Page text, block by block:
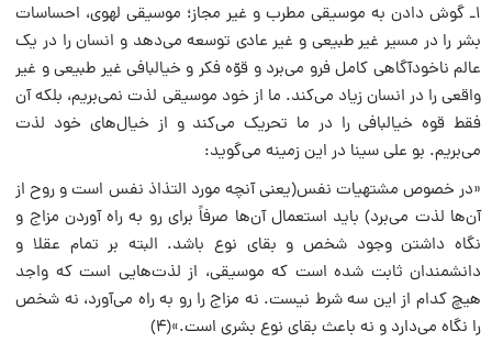
۱ـ گوش دادن به موسیقى مطرب و غیر مجاز؛ موسیقى لهوى، احساسات
بشر را در مسیر غیر طبیعى و غیر عادى توسعه مى‌دهد و انسان را در یک
عالم ناخودآگاهى کامل فرو مى‌برد و قوّه فکر و خیالبافى غیر طبیعى و غیر
واقعى را در انسان زیاد مى‌کند. ما از خود موسیقى لذت نمى‌بریم، بلکه آن
فقط قوه خیالبافى را در ما تحریک مى‌کند و از خیال‌هاى خود لذت
مى‌بریم. بو على سینا در این زمینه مى‌گوید:
«در خصوص مشتهیات نفس(یعنى آنچه مورد التذاذ نفس است و روح از
آن‌ها لذت مى‌برد) باید استعمال آن‌ها صرفاً براى رو به راه آوردن مزاج و
نگاه داشتن وجود شخص و بقاى نوع باشد. البته بر تمام عقلا و
دانشمندان ثابت شده است که موسیقى، از لذت‌هایى است که واجد
هیچ کدام از این سه شرط نیست. نه مزاج را رو به راه مى‌آورد، نه شخص
را نگاه مى‌دارد و نه باعث بقاى نوع بشرى است.»(۴)